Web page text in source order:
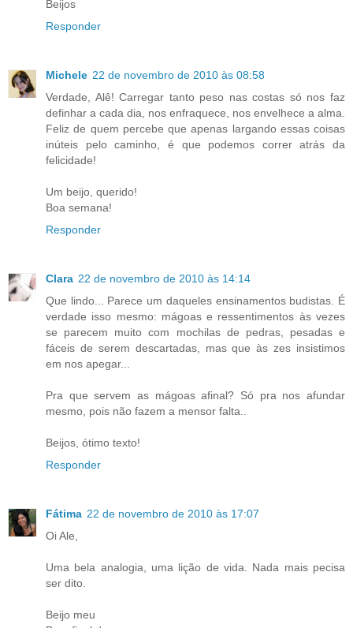
Beijos
Responder
Michele 22 de novembro de 2010 às 08:58
Verdade, Alê! Carregar tanto peso nas costas só nos faz
definhar a cada dia, nos enfraquece, nos envelhece a alma.
Feliz de quem percebe que apenas largando essas coisas
inúteis pelo caminho, é que podemos correr atrás da
felicidade!
Um beijo, querido!
Boa semana!
Responder
Clara 22 de novembro de 2010 às 14:14
Que lindo... Parece um daqueles ensinamentos budistas. É
verdade isso mesmo: mágoas e ressentimentos às vezes
se parecem muito com mochilas de pedras, pesadas e
fáceis de serem descartadas, mas que às zes insistimos
em nos apegar...
Pra que servem as mágoas afinal? Só pra nos afundar
mesmo, pois não fazem a mensor falta..
Beijos, ótimo texto!
Responder
Fátima 22 de novembro de 2010 às 17:07
Oi Ale,
Uma bela analogia, uma lição de vida. Nada mais pecisa
ser dito.
Beijo meu